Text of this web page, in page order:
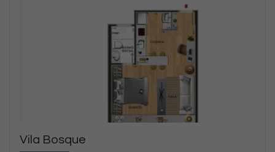
Vila Bosque